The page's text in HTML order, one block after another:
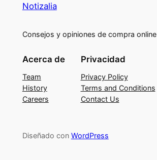
Notizalia
Consejos y opiniones de compra online
Acerca de
Team
History
Careers
Privacidad
Privacy Policy
Terms and Conditions
Contact Us
Diseñado con WordPress